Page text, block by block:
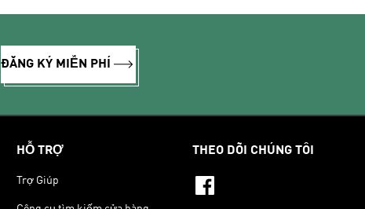
ĐĂNG KÝ MIỄN PHÍ
HỖ TRỢ
Trợ Giúp
THEO DÕI CHÚNG TÔI